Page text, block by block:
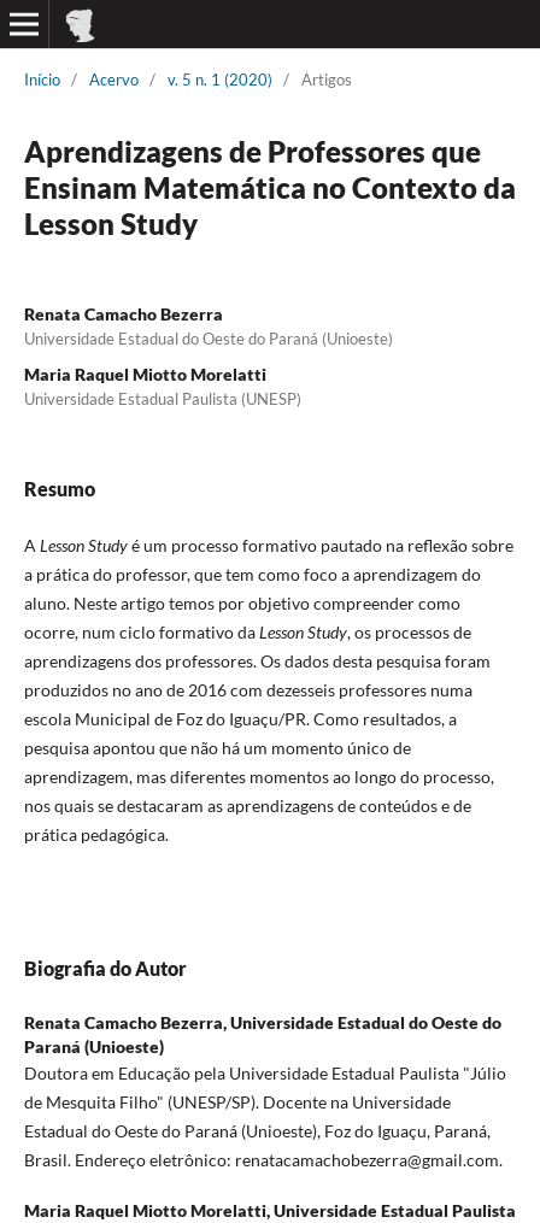
Início / Acervo / v. 5 n. 1 (2020) / Artigos
Aprendizagens de Professores que
Ensinam Matemática no Contexto da
Lesson Study
Renata Camacho Bezerra
Universidade Estadual do Oeste do Paraná (Unioeste)
Maria Raquel Miotto Morelatti
Universidade Estadual Paulista (UNESP)
Resumo
A Lesson Studyé um processo formativo pautado na reflexão sobre
a prática do professor, que tem como foco a aprendizagem do
aluno. Neste artigo temos por objetivo compreender como
ocorre, num ciclo formativo daLessonStudy, os processos de
aprendizagens dos professores. Os dados desta pesquisa foram
produzidos no ano de 2016 com dezesseis professores numa
escola Municipal de Foz do Iguaçu/PR. Como resultados, a
pesquisa apontou que não há um momento único de
aprendizagem, mas diferentes momentos ao longo do processo,
nos quais se destacaram as aprendizagens de conteúdos e de
prática pedagógica.
Biografia do Autor
Renata Camacho Bezerra,Universidade Estadual do Oeste do
Paraná (Unioeste)
Doutora em Educação pela Universidade Estadual Paulista "Júlio
de Mesquita Filho" (UNESP/SP). Docente na Universidade
Estadual do Oeste do Paraná (Unioeste), Foz do Iguaçu, Paraná,
Brasil. Endereço eletrônico: renatacamachobezerra@gmail.com.
Maria Raquel Miotto Morelatti,Universidade Estadual Paulista